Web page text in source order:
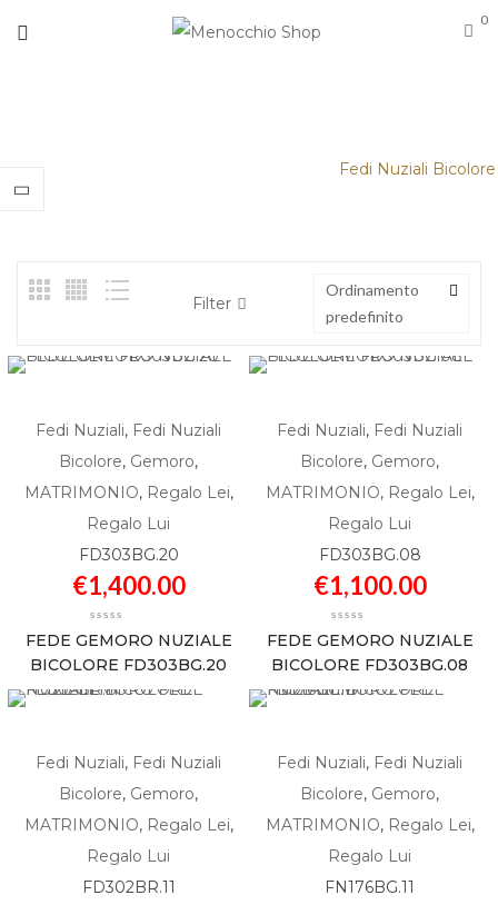
0
Fedi Nuziali Bicolore
Filter
Ordinamento
predefinito
FEDE GEMORO NUZIALE
BICOLORE FD303BG.20
Fedi Nuziali, Fedi Nuziali
Bicolore, Gemoro,
MATRIMONIO, Regalo Lei,
Regalo Lui
FD303BG.20
€1,400.00
FEDE GEMORO NUZIALE
BICOLORE FD303BG.08
Fedi Nuziali, Fedi Nuziali
Bicolore, Gemoro,
MATRIMONIO, Regalo Lei,
Regalo Lui
FD303BG.08
€1,100.00
Fedi Nuziali, Fedi Nuziali
Bicolore, Gemoro,
MATRIMONIO, Regalo Lei,
Regalo Lui
FD302BR.11
Fedi Nuziali, Fedi Nuziali
Bicolore, Gemoro,
MATRIMONIO, Regalo Lei,
Regalo Lui
FN176BG.11